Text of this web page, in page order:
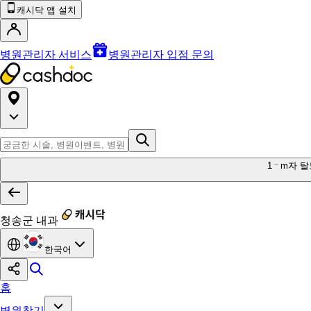
캐시닥 앱 설치
병원관리자 서비스 병원관리자 입점 문의
1 m자 탈
청송군 내과
한국어
홈